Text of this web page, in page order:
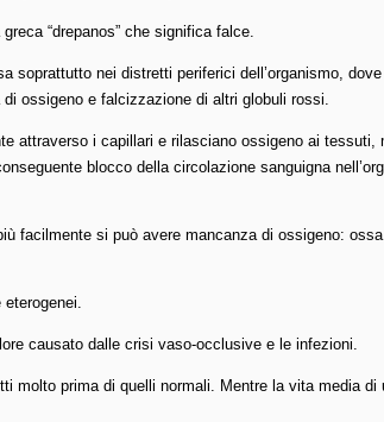
“drepanos” che significa falce.
soprattutto nei distretti periferici dell’organismo,
ossigeno e falcizzazione di altri globuli rossi.
attraverso i capillari e rilasciano ossigeno ai
blocco della circolazione sanguigna
facilmente si può avere mancanza di ossigeno:
eterogenei.
causato dalle crisi vaso-occlusive e le infezioni.
molto prima di quelli normali. Mentre la vita media